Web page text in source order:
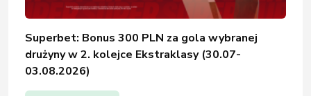
Superbet: Bonus 300 PLN za gola wybranej
drużyny w 2. kolejce Ekstraklasy (30.07-
03.08.2026)